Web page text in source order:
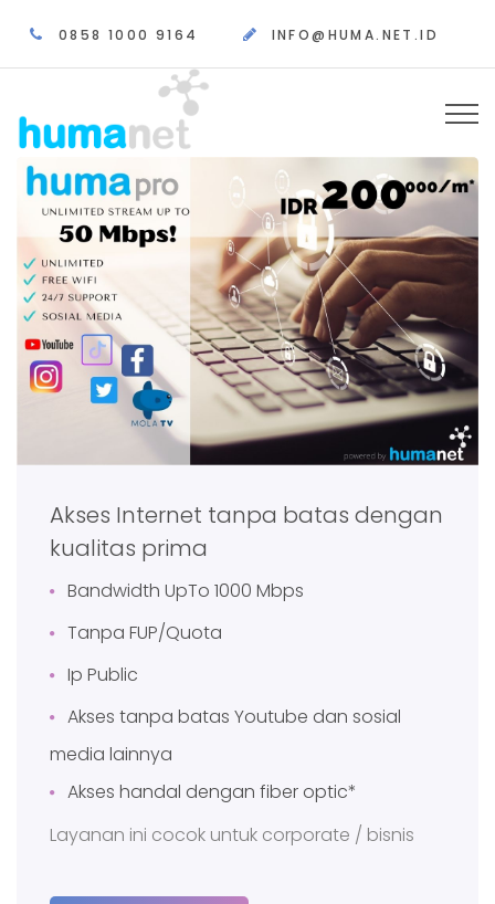
0858 1000 9164 INFO@HUMA.NET.ID
Akses Internet tanpa batas dengan
kualitas prima
Bandwidth UpTo 1000 Mbps
Tanpa FUP/Quota
Ip Public
Akses tanpa batas Youtube dan sosial
media lainnya
Akses handal dengan fiber optic*
Layanan ini cocok untuk corporate / bisnis